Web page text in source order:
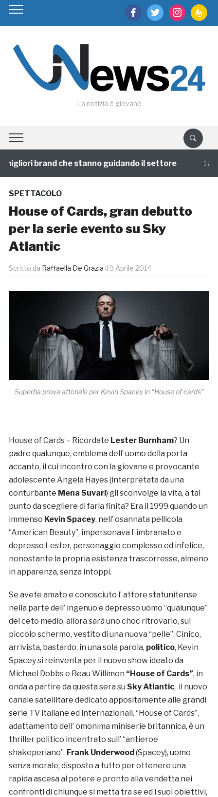
facebooktwitter instagram
La notizia è giovane
brand che stanno guidando il settore 1 annofa
SPETTACOLO
House of Cards, gran debutto
per la serie evento su Sky
Atlantic
Scritto da Raffaella De Grazia il 9 Aprile 2014
Superba prova attoriale per Kevin Spacey in “House of cards”
House of Cards – Ricordate Lester Burnham? Un
padre qualunque, emblema dell’ uomo della porta
accanto, il cui incontro con la giovane e provocante
adolescente Angela Hayes (interpretata da una
conturbante Mena Suvari) gli sconvolge la vita, a tal
punto da scegliere di farla finita? Era il 1999 quando un
immenso Kevin Spacey, nell’ osannata pellicola
“American Beauty”, impersonava l’ imbranato e
depresso Lester, personaggio complesso ed infelice,
nonostante la propria esistenza trascorresse, almeno
in apparenza, senza intoppi.
Se avete amato e conosciuto l’ attore statunitense
nella parte dell’ ingenuo e depresso uomo “qualunque”
del ceto medio, allora sarà uno choc ritrovarlo, sul
piccolo schermo, vestito di una nuova “pelle”. Cinico,
arrivista, bastardo, in una sola parola, politico, Kevin
Spacey si reinventa per il nuovo show ideato da
Michael Dobbs e Beau Willimon “House of Cards”, in
onda a partire da questa sera su Sky Atlantic, il nuovo
canale satellitare dedicato appositamente alle grandi
serie TV italiane ed internazionali. “House of Cards”,
adattamento dell’ omonima miniserie britannica, è un
thriller politico incentrato sull’ “antieroe
shakeperiano” Frank Underwood(Spacey), uomo
senza morale, disposto a tutto per ottenere una
rapida ascesa al potere e pronto alla vendetta nei
confronti di chiunque si metta tra se ed i suoi obiettivi,